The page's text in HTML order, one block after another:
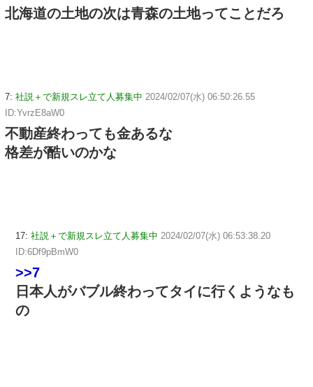
北海道の土地の次は青森の土地ってことだろ
7: 社説＋で新規スレ立て人募集中 2024/02/07(水) 06:50:26.55
ID:YvrzE8aW0
不動産終わっても金あるな
格差が酷いのかな
17: 社説＋で新規スレ立て人募集中 2024/02/07(水) 06:53:38.20
ID:6Df9pBmW0
>>7
日本人がバブル終わってタイに行くようなも
の